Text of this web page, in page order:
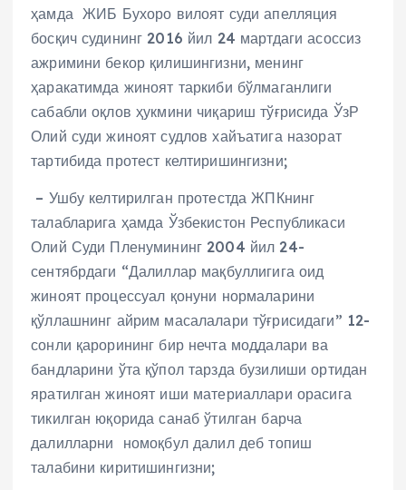
ҳамда ЖИБ Бухоро вилоят суди апелляция
босқич судининг 2016 йил 24 мартдаги асоссиз
ажримини бекор қилишингизни, менинг
ҳаракатимда жиноят таркиби бўлмаганлиги
сабабли оқлов ҳукмини чиқариш тўғрисида ЎзР
Олий суди жиноят судлов хайъатига назорат
тартибида протест келтиришингизни;
– Ушбу келтирилган протестда ЖПКнинг
талабларига ҳамда Ўзбекистон Республикаси
Олий Суди Пленумининг 2004 йил 24-
сентябрдаги “Далиллар мақбуллигига оид
жиноят процессуал қонуни нормаларини
қўллашнинг айрим масалалари тўғрисидаги” 12-
сонли қарорининг бир нечта моддалари ва
бандларини ўта қўпол тарзда бузилиши ортидан
яратилган жиноят иши материаллари орасига
тикилган юқорида санаб ўтилган барча
далилларни номоқбул далил деб топиш
талабини киритишингизни;